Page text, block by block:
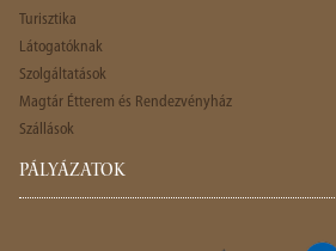
Turisztika
Látogatóknak
Szolgáltatások
Magtár Étterem és Rendezvényház
Szállások
PÁLYÁZATOK